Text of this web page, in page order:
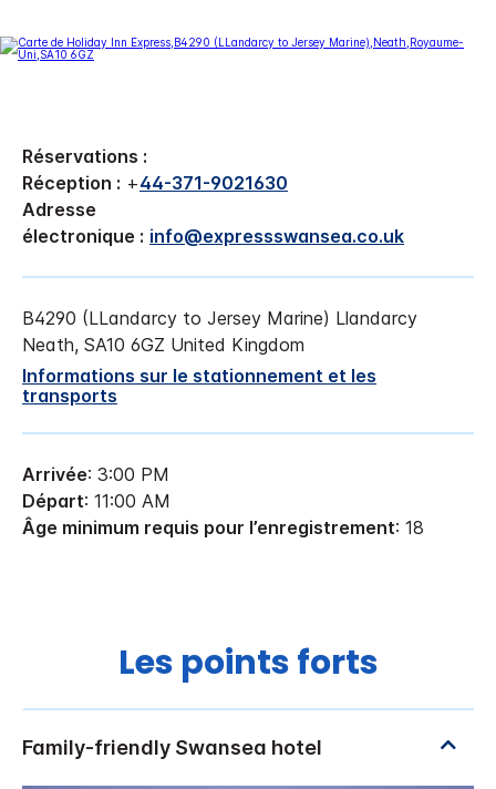
Réservations :
Réception : +44-371-9021630
Adresse
électronique : info@expressswansea.co.uk
B4290 (LLandarcy to Jersey Marine) Llandarcy
Neath, SA10 6GZ United Kingdom
Informations sur le stationnement et les
transports
Arrivée: 3:00 PM
Départ: 11:00 AM
Âge minimum requis pour l’enregistrement: 18
Les points forts